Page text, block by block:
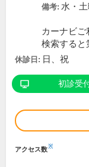
備考: 水・
カーナビ
検索すると
休診日: 日、祝
初診受
アクセス数※